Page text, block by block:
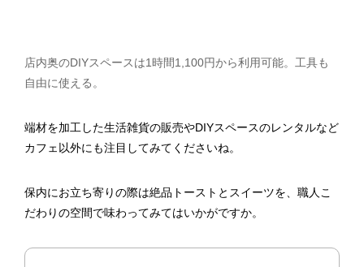
店内奥のDIYスペースは1時間1,100円から利用可能。工具も
自由に使える。
端材を加工した生活雑貨の販売やDIYスペースのレンタルなど
カフェ以外にも注目してみてくださいね。
保内にお立ち寄りの際は絶品トーストとスイーツを、職人こ
だわりの空間で味わってみてはいかがですか。